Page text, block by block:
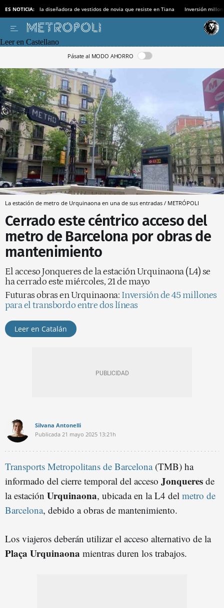
ES NOTICIA: la diseñadora de vestidos de novia que resiste en Tiana Inversión
Leer en Castellano
Pásate al MODO AHORRO
La estación de metro de Urquinaona en una de sus entradas / METRÓPOLI
Cerrado este céntrico acceso del
metro de Barcelona por obras de
mantenimiento
El acceso Jonqueres de la estación Urquinaona (L4) se
ha cerrado este miércoles, 21 de mayo
Futuras obras en Urquinaona: Inversión de 45 millones
para el transbordo entre dos líneas
Leer en Catalán
Silvana Antonelli
Publicada 21 mayo 2025 13:21h
Transports Metropolitans de Barcelona(TMB) ha
informado del cierre temporal del acceso Jonqueres de
la estación Urquinaona, ubicada en la L4 del metro de
Barcelona, debido a obras de mantenimiento.
Los viajeros deberán utilizar el acceso alternativo de la
Plaça Urquinaona mientras duren los trabajos.